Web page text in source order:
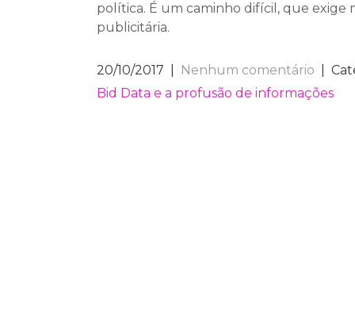
política. É um caminho difícil, que exige
publicitária.
20/10/2017 Nenhum comentário |
NAVEGAÇÃO
Bid Data e a profusão de informações